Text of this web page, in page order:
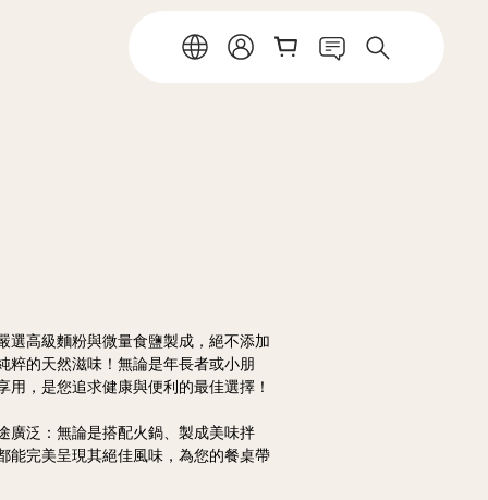
選高級麵粉與微量食鹽製成，絕不添加
粹的天然滋味！無論是年長者或小朋
用，是您追求健康與便利的最佳選擇！
廣泛：無論是搭配火鍋、製成美味拌
能完美呈現其絕佳風味，為您的餐桌帶